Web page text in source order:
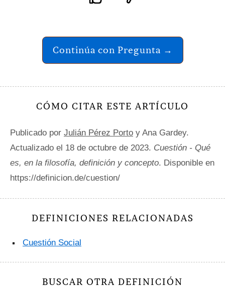
Continúa con Pregunta →
CÓMO CITAR ESTE ARTÍCULO
Publicado por Julián Pérez Porto y Ana Gardey.
Actualizado el 18 de octubre de 2023. Cuestión - Qué
es, en la filosofía, definición y concepto. Disponible en
https://definicion.de/cuestion/
DEFINICIONES RELACIONADAS
Cuestión Social
BUSCAR OTRA DEFINICIÓN